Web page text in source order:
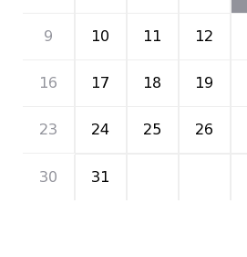
9 10 11 12
16 17 18 19
23 24 25 26
30 31